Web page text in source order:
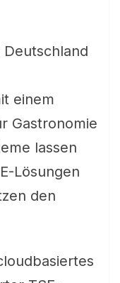
einem
Gastronomie
lassen
Lösungen
den